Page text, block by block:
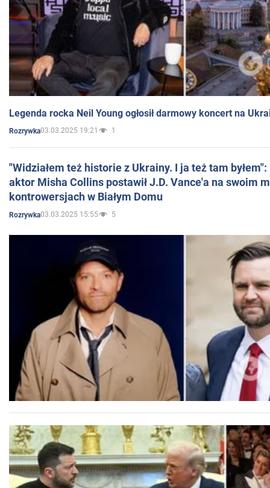
Legenda rocka Neil Young ogłosił darmowy koncert na
Rozrywka03.03.2025 19:21 1
"Widziałem też historie z Ukrainy. I ja też tam
aktor Misha Collins postawił J.D. Vance'a na swoim
kontrowersjach w Białym Domu
Rozrywka03.03.2025 15:55 5